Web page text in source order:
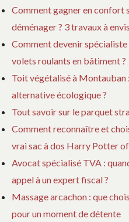
Comment gagner en confort
déménager ? 3 travaux à
Comment devenir spécialiste
volets roulants en bâtiment ?
Toit végétalisé à Montauban
alternative écologique ?
Tout savoir sur le parquet
Comment reconnaître et
vrai sac à dos Harry Potter
Avocat spécialisé TVA :
appel à un expert fiscal ?
Massage arcachon : que
pour un moment de détente